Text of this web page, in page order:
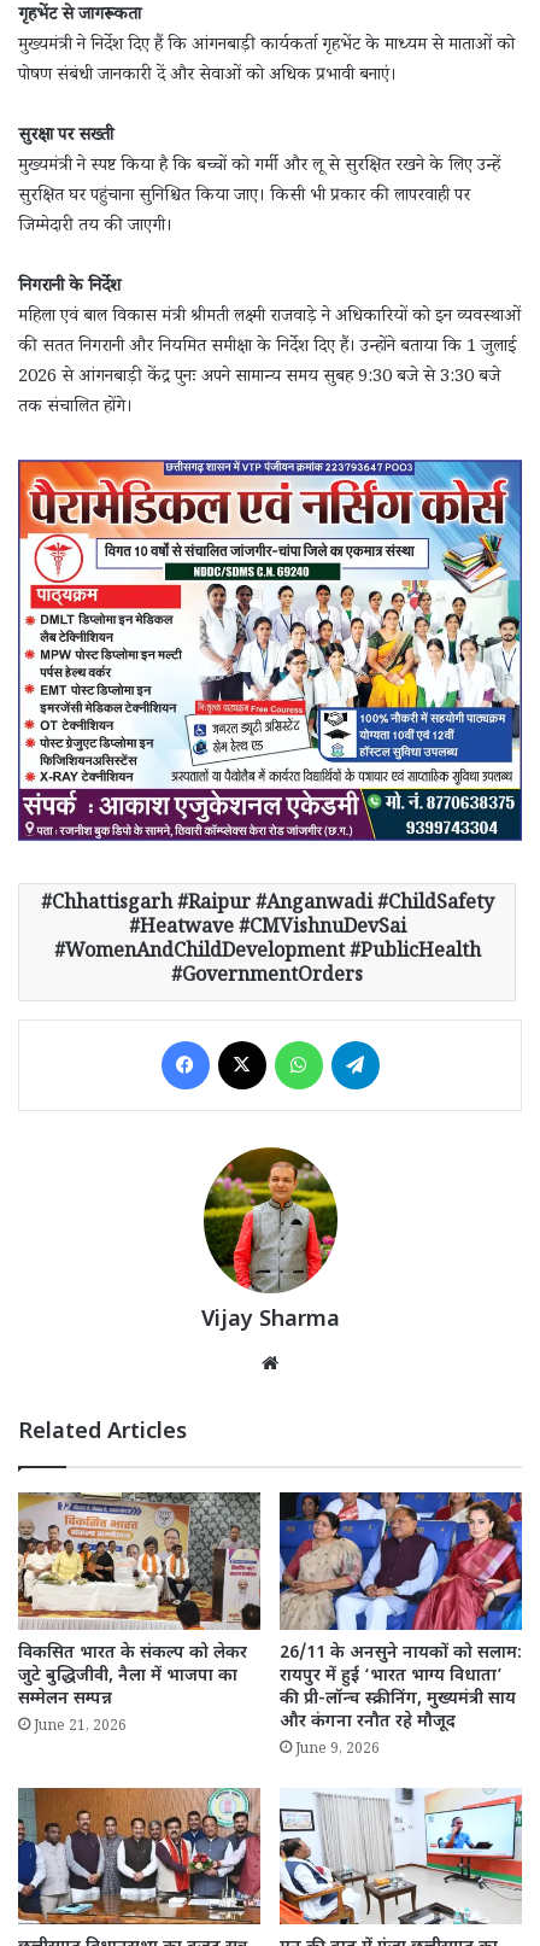
गृहभेंट से जागरूकता
मुख्यमंत्री ने निर्देश दिए हैं कि आंगनबाड़ी कार्यकर्ता गृहभेंट के माध्यम से माताओं को
पोषण संबंधी जानकारी दें और सेवाओं को अधिक प्रभावी बनाएं।
सुरक्षा पर सख्ती
मुख्यमंत्री ने स्पष्ट किया है कि बच्चों को गर्मी और लू से सुरक्षित रखने के लिए उन्हें
सुरक्षित घर पहुंचाना सुनिश्चित किया जाए। किसी भी प्रकार की लापरवाही पर
जिम्मेदारी तय की जाएगी।
निगरानी के निर्देश
महिला एवं बाल विकास मंत्री श्रीमती लक्ष्मी राजवाड़े ने अधिकारियों को इन व्यवस्थाओं
की सतत निगरानी और नियमित समीक्षा के निर्देश दिए हैं। उन्होंने बताया कि 1 जुलाई
2026 से आंगनबाड़ी केंद्र पुनः अपने सामान्य समय सुबह 9:30 बजे से 3:30 बजे
तक संचालित होंगे।
Chhattisgarh #Raipur #Anganwadi #ChildSafety
#Heatwave #CMVishnuDevSai
#WomenAndChildDevelopment #PublicHealth
#GovernmentOrders
Facebook WhatsApp
Vijay Sharma
Related Articles
विकसित भारत के संकल्प को लेकर
जुटे बुद्धिजीवी, नैला में भाजपा का
सम्मेलन सम्पन्न
June 21, 2026
26/11 के अनसुने नायकों को सलाम:
रायपुर में हुई ‘भारत भाग्य विधाता’
की प्री-लॉन्च स्क्रीनिंग, मुख्यमंत्री साय
और कंगना रनौत रहे मौजूद
June 9, 2026